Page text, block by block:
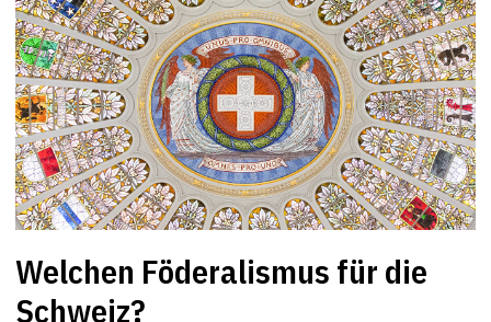
Welchen Föderalismus für die
Schweiz?